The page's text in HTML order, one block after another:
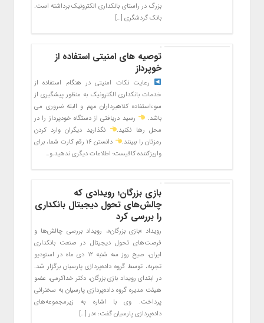
بزرگ در راستای بانکداری الکترونیک برداشته است.
بانک گردشگری […]
توصیه های امنیتی استفاده از
خوپرداز
رعایت نکات امنیتی در هنگام استفاده از
خدمات بانکداری الکترونیک به منظور پیشگیری از
سوءاستفاده کلاهبرداران مهم و البته ضروری می
باشد.
رسید دریافتی از دستگاه خودپرداز را در
محل رها نکنید.
نگذارید دیگران وارد کردن
رمزتان را ببینند.
دانستن ۱۶ رقم کارت شما، برای
واریزکننده کافیست؛ اطلاعات دیگری ندهید.و…
بازی بزرگان؛ رویدادی که
چالش‌های تحول دیجیتال بانکداری
را بررسی کرد
رویداد «بازی بزرگان»، رویداد بررسی چالش‌ها و
فرصت‌های تحول دیجیتال در صنعت بانکداری
ایران، صبح روز سه شنبه ۱۲ دی ماه در استودیو
تجربه، توسط گروه داده‌پردازی پارسیان برگزار شد.
در ابتدای رویداد بازی بزرگان، دکتر خداکرمی، عضو
هیئت مدیره گروه داده‌پردازی پارسیان به سخنرانی
پرداخت. وی با اشاره به زیرمجموعه‌های
داده‌پردازی پارسیان گفت: «در […]